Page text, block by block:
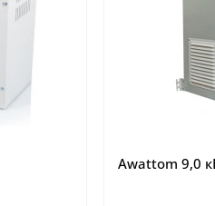
Awattom 9,0